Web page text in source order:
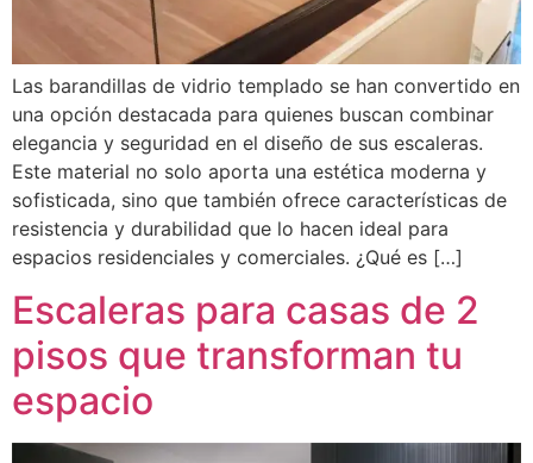
Las barandillas de vidrio templado se han convertido en
una opción destacada para quienes buscan combinar
elegancia y seguridad en el diseño de sus escaleras.
Este material no solo aporta una estética moderna y
sofisticada, sino que también ofrece características de
resistencia y durabilidad que lo hacen ideal para
espacios residenciales y comerciales. ¿Qué es […]
Escaleras para casas de 2
pisos que transforman tu
espacio